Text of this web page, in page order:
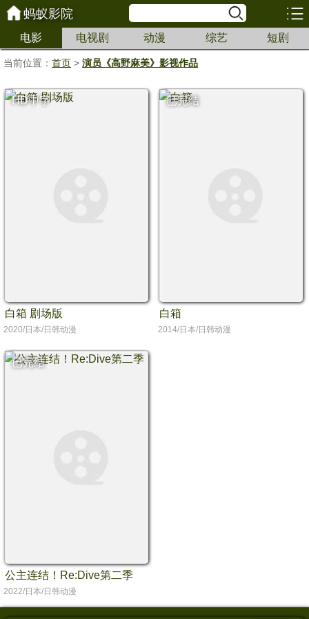
蚂蚁影院
电影 电视剧 动漫 综艺 短剧
当前位置： 首页 > 演员《高野麻美》影视作品
HD中字
白箱 剧场版
2020/日本/日韩动漫
已完结
白箱
2014/日本/日韩动漫
已完结
公主连结！Re:Dive第二季
2022/日本/日韩动漫